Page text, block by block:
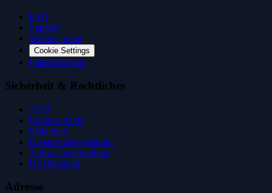
FAQ
Support
Wissensportal
Cookie Settings
Plattformstatus
Sicherheit & Rechtliches
AGB
Express-AGB
Sicherheit
Datenschutzerklärung
Auftragsverarbeitung
KI-Übersicht
Adresse